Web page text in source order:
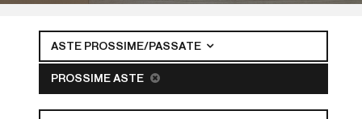
ASTE PROSSIME/PASSATE
PROSSIME ASTE